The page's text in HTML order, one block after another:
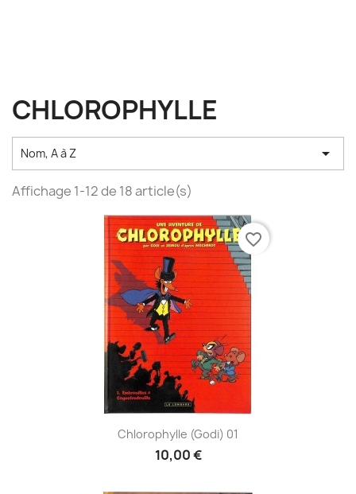
CHLOROPHYLLE
Nom, A à Z 
Affichage 1-12 de 18 article(s)
Chlorophylle (Godi) 01
10,00 €
favorite_border